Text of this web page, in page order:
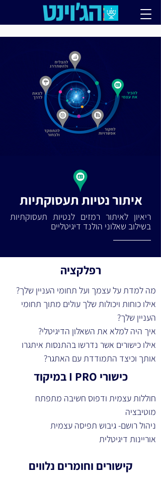
איתור נטיות תעסוקתיות
ריאיון לאיתור רמזים לנטיות תעסוקתיות
בשילוב שאלוני הולנד דיגיטליים
רפלקציה
מה למדת על עצמך ועל תחומי העניין שלך?
אילו כוחות ויכולות שלך עולים מתוך תחומי
העניין שלך?
איך היה למלא את השאלון הדיגיטלי?
אילו כישורים אשר נדרשו בהתנסות איתגרו
אותך וכיצד התמודדת עם האתגר?
כישורי I PRO במיקוד
חוללות עצמית ודפוס חשיבה מתפתח
מוטיבציה
ניהול רושם- גיבוש תפיסה עצמית
אוריינות דיגיטלית
קישורים וחומרים נלווים